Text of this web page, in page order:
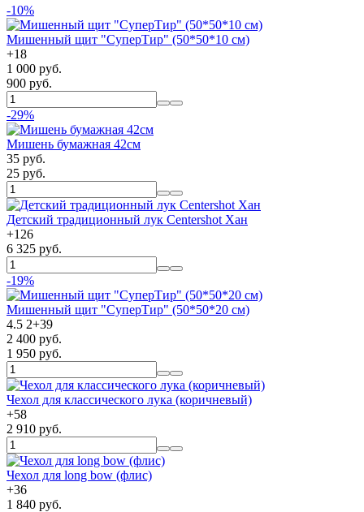
-10%
Мишенный щит "СуперТир" (50*50*10 см)
+18
1 000 руб.
900 руб.
-29%
Мишень бумажная 42см
35 руб.
25 руб.
Детский традиционный лук Centershot Хан
+126
6 325 руб.
-19%
Мишенный щит "СуперТир" (50*50*20 см)
4.5 2+39
2 400 руб.
1 950 руб.
Чехол для классического лука (коричневый)
+58
2 910 руб.
Чехол для long bow (флис)
+36
1 840 руб.